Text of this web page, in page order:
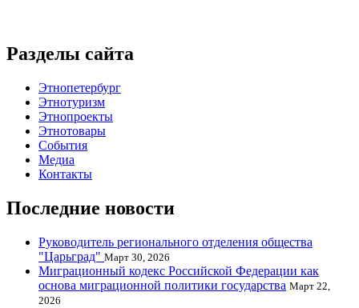
Разделы сайта
Этнопетербург
Этнотуризм
Этнопроекты
Этнотовары
События
Медиа
Контакты
Последние новости
Руководитель регионального отделения общества
"Царьград" Март 30, 2026
Миграционный кодекс Российской Федерации как
основа миграционной политики государства Март 22,
2026